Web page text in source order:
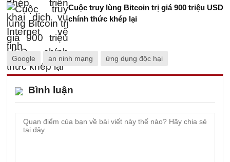
Cuộc truy lùng Bitcoin trị giá 900 triệu USD
chính thức khép lại
Google an ninh mạng ứng dụng độc hại
Bình luận